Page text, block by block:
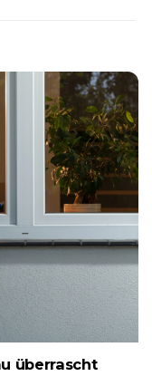
überrascht